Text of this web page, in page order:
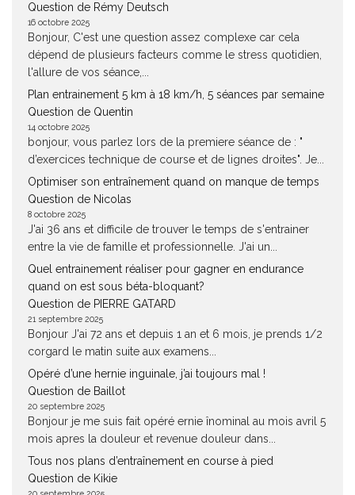
Question de Rémy Deutsch
16 octobre 2025
Bonjour, C'est une question assez complexe car cela
dépend de plusieurs facteurs comme le stress quotidien,
l'allure de vos séance,...
Plan entrainement 5 km à 18 km/h, 5 séances par semaine
Question de Quentin
14 octobre 2025
bonjour, vous parlez lors de la premiere séance de : "
d’exercices technique de course et de lignes droites". Je...
Optimiser son entraînement quand on manque de temps
Question de Nicolas
8 octobre 2025
J'ai 36 ans et difficile de trouver le temps de s'entrainer
entre la vie de famille et professionnelle. J'ai un...
Quel entrainement réaliser pour gagner en endurance
quand on est sous béta-bloquant?
Question de PIERRE GATARD
21 septembre 2025
Bonjour J'ai 72 ans et depuis 1 an et 6 mois, je prends 1/2
corgard le matin suite aux examens...
Opéré d’une hernie inguinale, j’ai toujours mal !
Question de Baillot
20 septembre 2025
Bonjour je me suis fait opéré ernie înominal au mois avril 5
mois apres la douleur et revenue douleur dans...
Tous nos plans d’entraînement en course à pied
Question de Kikie